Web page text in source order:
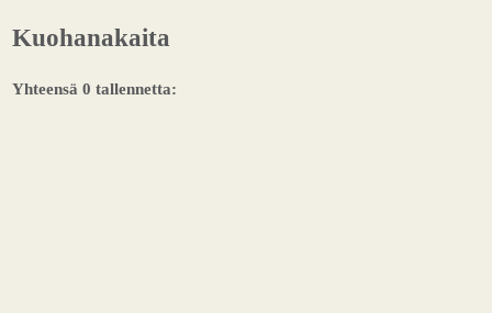
Kuohanakaita
Yhteensä 0 tallennetta: